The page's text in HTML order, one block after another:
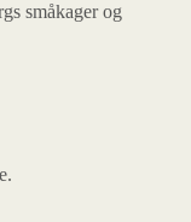
småkager og